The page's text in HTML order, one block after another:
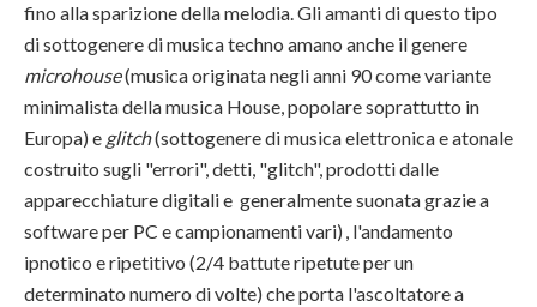
fino alla sparizione della melodia. Gli amanti di questo tipo
di sottogenere di musica techno amano anche il genere
microhouse(musica originata negli anni 90 come variante
minimalista della musica House, popolare soprattutto in
Europa) e glitch(sottogenere di musica elettronica e atonale
costruito sugli "errori", detti, "glitch", prodotti dalle
apparecchiature digitali e generalmente suonata grazie a
software per PC e campionamenti vari) , l'andamento
ipnotico e ripetitivo (2/4 battute ripetute per un
determinato numero di volte) che porta l'ascoltatore a